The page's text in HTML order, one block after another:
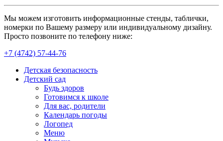
Мы можем изготовить информационные стенды, таблички,
номерки по Вашему размеру или индивидуальному дизайну.
Просто позвоните по телефону ниже:
+7 (4742) 57-44-76
Детская безопасность
Детский сад
Будь здоров
Готовимся к школе
Для вас, родители
Календарь погоды
Логопед
Меню